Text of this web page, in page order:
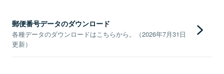
郵便番号データのダウンロード
各種データのダウンロードはこちらから。（2026年7月31日
更新）